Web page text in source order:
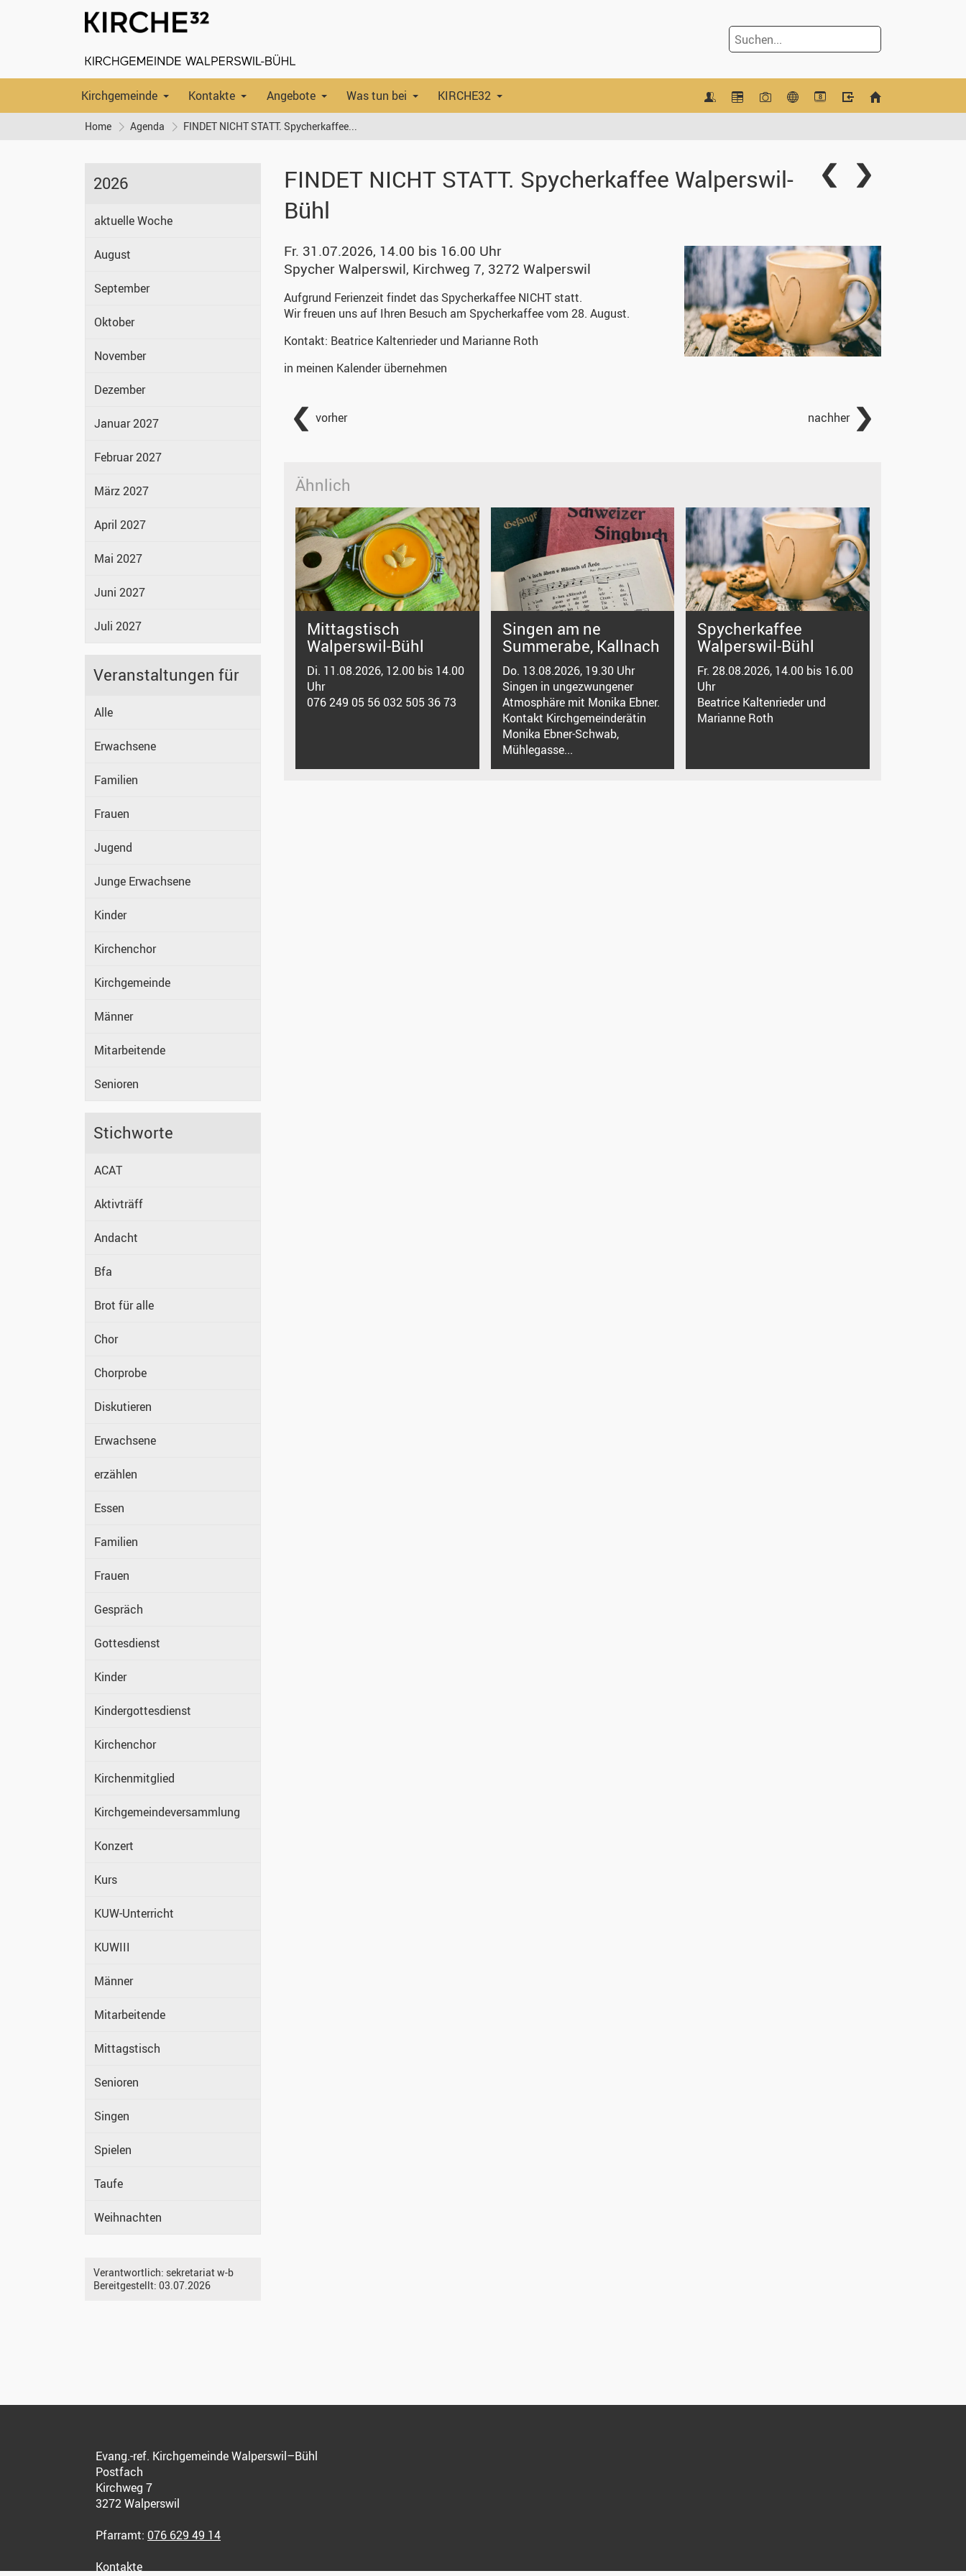
8
Kirchgemeinde Kontakte Angebote Was tun bei KIRCHE32
Home Agenda FINDET NICHT STATT. Spycherkaffee...
2026
aktuelle Woche
August
September
Oktober
November
Dezember
Januar 2027
Februar 2027
März 2027
April 2027
Mai 2027
Juni 2027
Juli 2027
Veranstaltungen für
Alle
Erwachsene
Familien
Frauen
Jugend
Junge Erwachsene
Kinder
Kirchenchor
Kirchgemeinde
Männer
Mitarbeitende
Senioren
Stichworte
ACAT
Aktivträff
Andacht
Bfa
Brot für alle
Chor
Chorprobe
Diskutieren
Erwachsene
erzählen
Essen
Familien
Frauen
Gespräch
Gottesdienst
Kinder
Kindergottesdienst
Kirchenchor
Kirchenmitglied
Kirchgemeindeversammlung
Konzert
Kurs
KUW-Unterricht
KUWIII
Männer
Mitarbeitende
Mittagstisch
Senioren
Singen
Spielen
Taufe
Weihnachten
Verantwortlich: sekretariat w-b
Bereitgestellt: 03.07.2026
FINDET NICHT STATT. Spycherkaffee Walperswil-
Bühl
Fr. 31.07.2026, 14.00 bis 16.00 Uhr
Spycher Walperswil, Kirchweg 7, 3272 Walperswil
Aufgrund Ferienzeit findet das Spycherkaffee NICHT statt.
Wir freuen uns auf Ihren Besuch am Spycherkaffee vom 28. August.
Kontakt: Beatrice Kaltenrieder und Marianne Roth
in meinen Kalender übernehmen
vorher nachher
Ähnlich
Mittagstisch
Walperswil-Bühl
Di. 11.08.2026, 12.00 bis 14.00
Uhr
076 249 05 56 032 505 36 73
Singen am ne
Summerabe, Kallnach
Do. 13.08.2026, 19.30 Uhr
Singen in ungezwungener
Atmosphäre mit Monika Ebner.
Kontakt Kirchgemeinderätin
Monika Ebner-Schwab,
Mühlegasse...
Spycherkaffee
Walperswil-Bühl
Fr. 28.08.2026, 14.00 bis 16.00
Uhr
Beatrice Kaltenrieder und
Marianne Roth
Evang.-ref. Kirchgemeinde Walperswil–Bühl
Postfach
Kirchweg 7
3272 Walperswil
Pfarramt: 076 629 49 14
Kontakte